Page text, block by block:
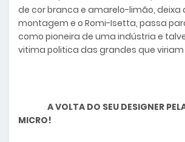
de cor branca e amarelo-limão, deixa
montagem e o Romi-Isetta, passa
como pioneira de uma indústria e
vitima politica das grandes que viriam
A VOLTA DO SEU DESIGNER
MICRO!